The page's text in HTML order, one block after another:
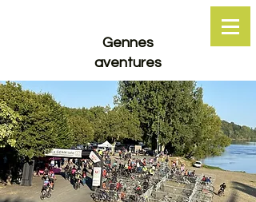
Gennes
aventures